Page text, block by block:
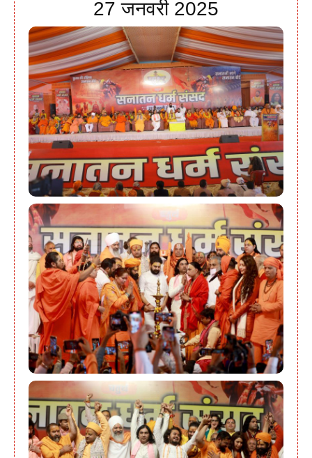
27 जनवरी 2025